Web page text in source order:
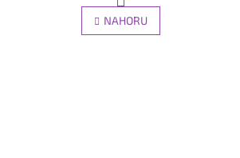
v
l
r
á
n
NAHORU